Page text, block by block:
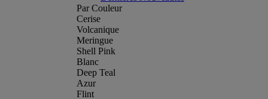
Par Couleur
Cerise
Volcanique
Meringue
Shell Pink
Blanc
Deep Teal
Azur
Flint